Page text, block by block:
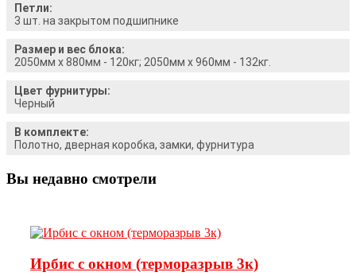
Петли:
3 шт. на закрытом подшипнике
Размер и вес блока:
2050мм х 880мм - 120кг; 2050мм х 960мм - 132кг.
Цвет фурнитуры:
Черный
В комплекте:
Полотно, дверная коробка, замки, фурнитура
Вы недавно смотрели
Ирбис с окном (терморазрыв 3к)